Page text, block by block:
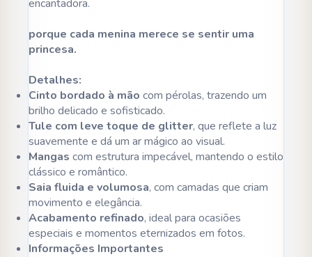
encantadora.
porque cada menina merece se sentir uma
princesa.
Detalhes:
Cinto bordado à mão com pérolas, trazendo um
brilho delicado e sofisticado.
Tule com leve toque de glitter, que reflete a luz
suavemente e dá um ar mágico ao visual.
Mangas com estrutura impecável, mantendo o estilo
clássico e romântico.
Saia fluida e volumosa, com camadas que criam
movimento e elegância.
Acabamento refinado, ideal para ocasiões
especiais e momentos eternizados em fotos.
Informações Importantes